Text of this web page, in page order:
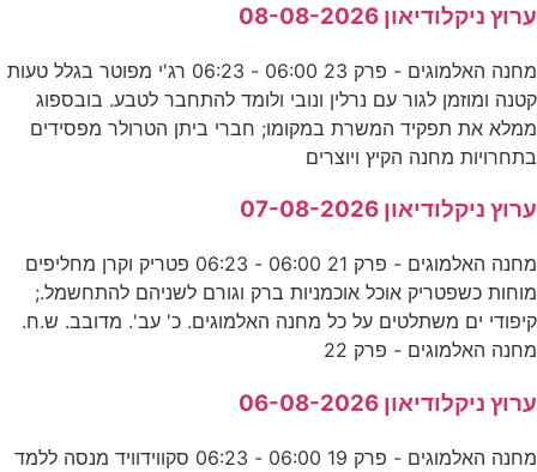
ערוץ ניקלודיאון 08-08-2026
מחנה האלמוגים - פרק 23 06:00 - 06:23 רג'י מפוטר בגלל טעות
קטנה ומוזמן לגור עם נרלין ונובי ולומד להתחבר לטבע. בובספוג
ממלא את תפקיד המשרת במקומו; חברי ביתן הטרולר מפסידים
בתחרויות מחנה הקיץ ויוצרים
ערוץ ניקלודיאון 07-08-2026
מחנה האלמוגים - פרק 21 06:00 - 06:23 פטריק וקרן מחליפים
מוחות כשפטריק אוכל אוכמניות ברק וגורם לשניהם להתחשמל.;
קיפודי ים משתלטים על כל מחנה האלמוגים. כ' עב'. מדובב. ש.ח.
מחנה האלמוגים - פרק 22
ערוץ ניקלודיאון 06-08-2026
מחנה האלמוגים - פרק 19 06:00 - 06:23 סקווידוויד מנסה ללמד